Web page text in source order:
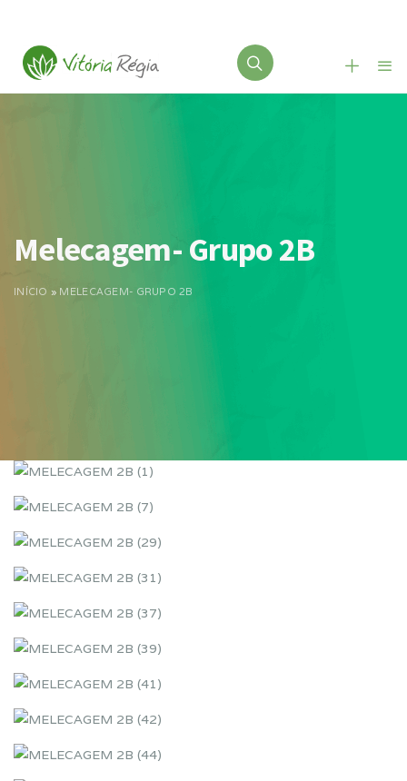
Melecagem- Grupo 2B
INÍCIO » MELECAGEM- GRUPO 2B